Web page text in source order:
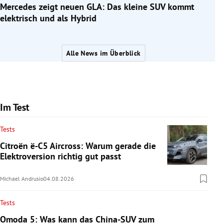
Mercedes zeigt neuen GLA: Das kleine SUV kommt
elektrisch und als Hybrid
Alle News im Überblick
Im Test
Tests
Citroën ë-C5 Aircross: Warum gerade die
Elektroversion richtig gut passt
Michael Andrusio04.08.2026
Tests
Omoda 5: Was kann das China-SUV zum